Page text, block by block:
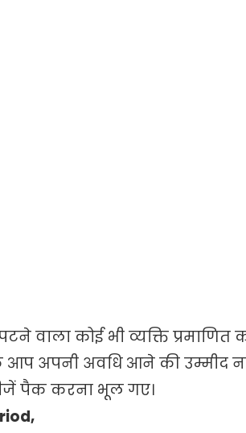
वाला कोई भी व्यक्ति
आप अपनी अवधि आने की उम्मीद
पैक करना भूल गए।